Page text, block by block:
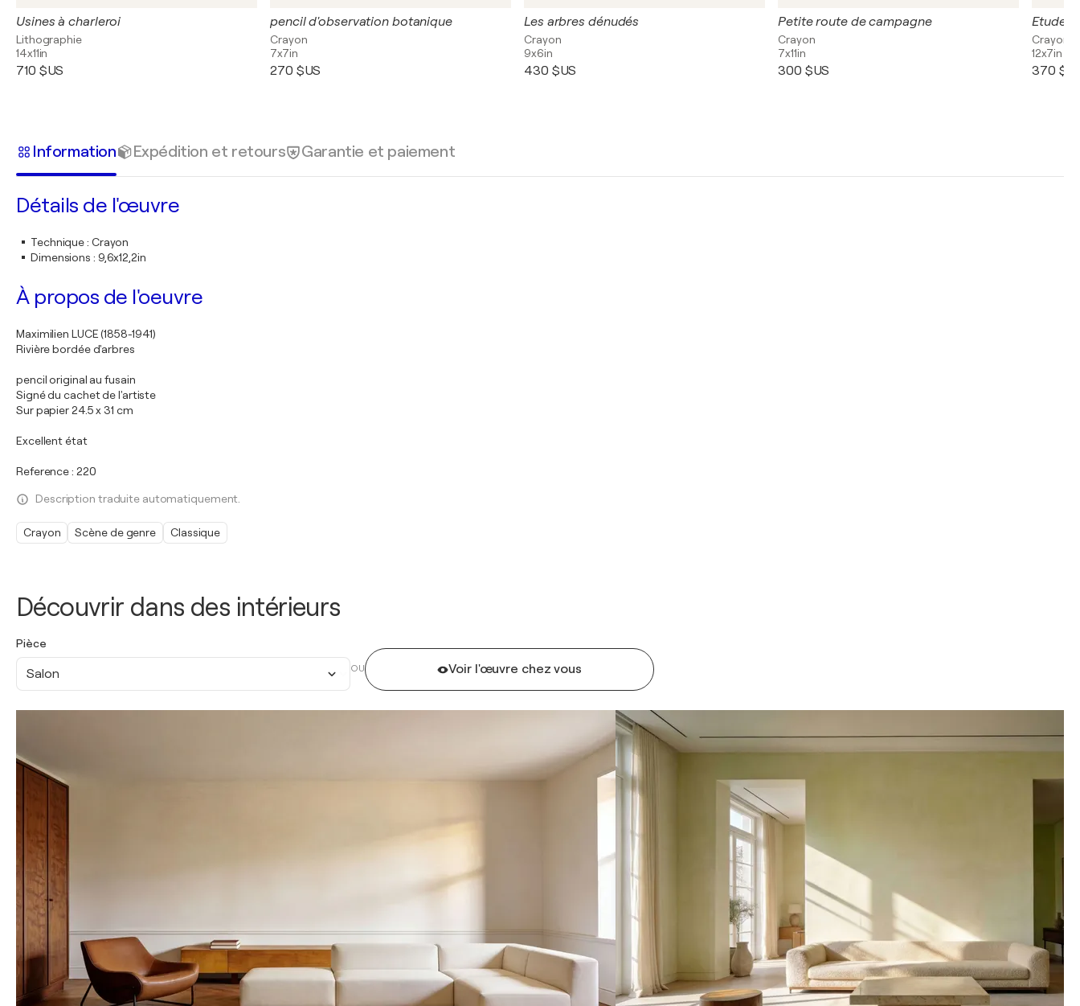
Découvrir dans des intérieurs
Pièce
Salon OU Voir l'œuvre chez vous
Usines à charleroi
Lithographie
14x11in
710 $US
pencil d'observation botanique
Crayon
7x7in
270 $US
Les arbres dénudés
Crayon
9x6in
430 $US
Petite route de campagne
Crayon
7x11in
300 $US
Etude
Crayon
12x7in
370
Information Expédition et retours Garantie et paiement
Détails de l'œuvre
Technique: Crayon
Dimensions : 9,6x12,2in
À propos de l'oeuvre
Maximilien LUCE (1858-1941)
Rivière bordée d'arbres
pencil original au fusain
Signé du cachet de l'artiste
Sur papier 24.5 x 31 cm
Excellent état
Reference : 220
Description traduite automatiquement.
Crayon Scène de genre Classique